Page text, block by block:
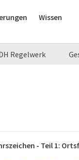
Wissen
Regelwerk
- Teil 1: